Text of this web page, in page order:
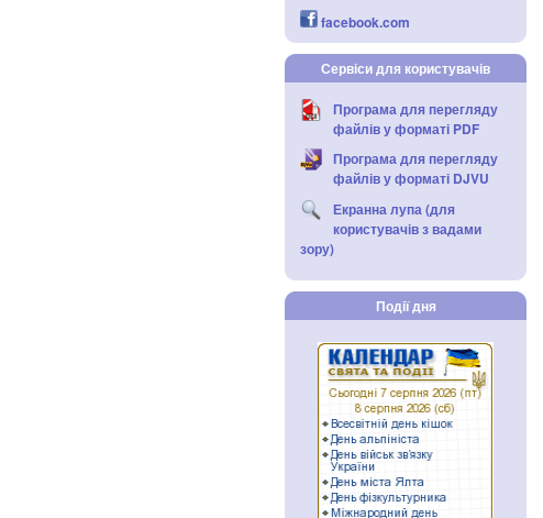
facebook.com
Сервіси для користувачів
Програма для перегляду
файлів у форматі PDF
Програма для перегляду
файлів у форматі DJVU
Екранна лупа (для
користувачів з вадами
зору)
Події дня